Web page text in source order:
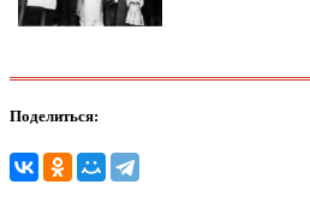
Поделиться: